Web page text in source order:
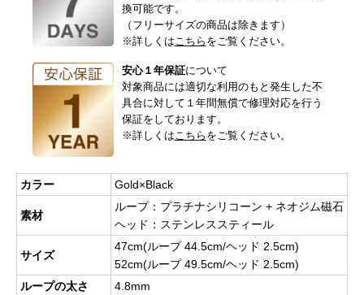
換可能です。
（フリーサイズの商品は除きます）
※詳しくはこちら をご覧ください。
安心１年保証について
対象商品には適切な利用のもと発生した不
具合に対して１年間無償で修理対応を行う
保証をしております。
※詳しくはこちら をご覧ください。
カラー Gold×Black
素材
ループ：プラチナシリコーン + ネオジム磁石
ヘッド：ステンレススティール
サイズ
47cm(ループ 44.5cm/ヘッド 2.5cm)
52cm(ループ 49.5cm/ヘッド 2.5cm)
ループの太さ
4.8mm